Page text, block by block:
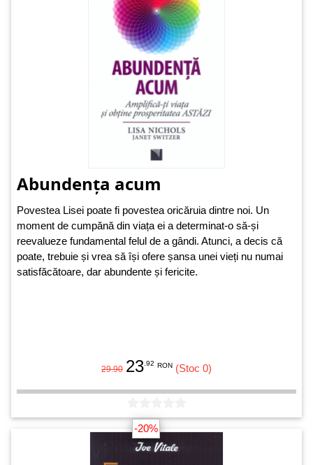
Abundența acum
Povestea Lisei poate fi povestea oricăruia dintre noi. Un
moment de cumpănă din viața ei a determinat-o să-și
reevalueze fundamental felul de a gândi. Atunci, a decis că
poate, trebuie și vrea să își ofere șansa unei vieți nu numai
satisfăcătoare, dar abundente și fericite.
29.90 23 .92 RON (Stoc 0)
-20%